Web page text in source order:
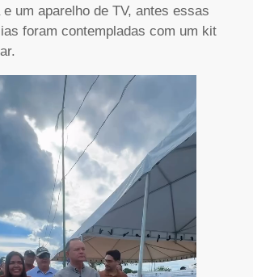
e um aparelho de TV, antes essas
foram contempladas com um kit